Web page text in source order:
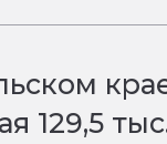
129,5